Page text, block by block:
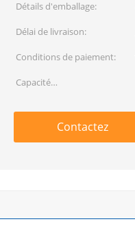
Détails d'emballage:
Délai de livraison:
Conditions de paiement:
Capacité
Contactez